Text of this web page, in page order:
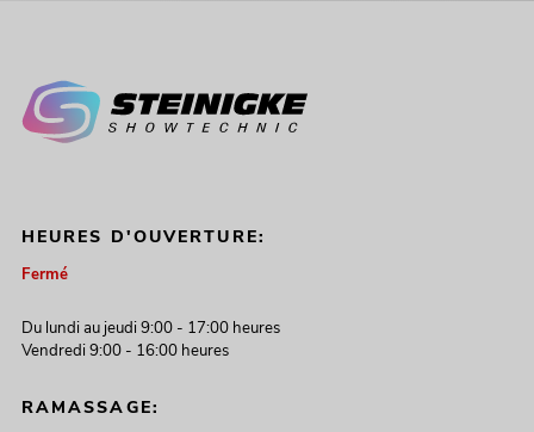
HEURES D'OUVERTURE:
Fermé
Du lundi au jeudi 9:00 - 17:00 heures
Vendredi 9:00 - 16:00 heures
RAMASSAGE: